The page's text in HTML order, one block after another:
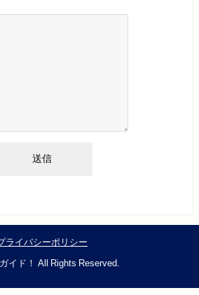
ライバシーポリシー
イド！ All Rights Reserved.